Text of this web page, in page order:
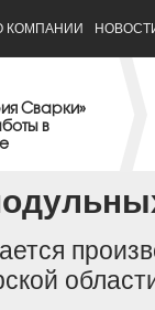
КОМПАНИИ
Сварки»
в